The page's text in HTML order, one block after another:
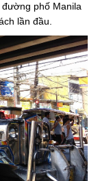
phố Manila
lần đầu.